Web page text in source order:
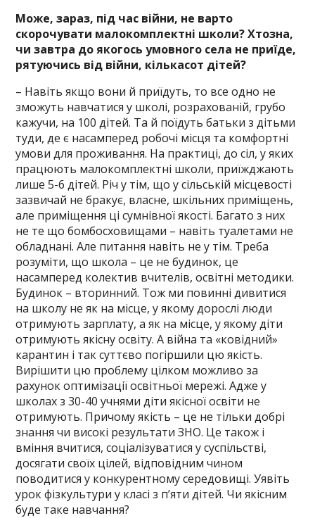
Може, зараз, під час війни, не варто
скорочувати малокомплектні школи? Хтозна,
чи завтра до якогось умовного села не приїде,
рятуючись від війни, кількасот дітей?
– Навіть якщо вони й приїдуть, то все одно не
зможуть навчатися у школі, розрахованій, грубо
кажучи, на 100 дітей. Та й поїдуть батьки з дітьми
туди, де є насамперед робочі місця та комфортні
умови для проживання. На практиці, до сіл, у яких
працюють малокомплектні школи, приїжджають
лише 5-6 дітей. Річ у тім, що у сільській місцевості
зазвичай не бракує, власне, шкільних приміщень,
але приміщення ці сумнівної якості. Багато з них
не те що бомбосховищами – навіть туалетами не
обладнані. Але питання навіть не у тім. Треба
розуміти, що школа – це не будинок, це
насамперед колектив вчителів, освітні методики.
Будинок – вторинний. Тож ми повинні дивитися
на школу не як на місце, у якому дорослі люди
отримують зарплату, а як на місце, у якому діти
отримують якісну освіту. А війна та «ковідний»
карантин і так суттєво погіршили цю якість.
Вирішити цю проблему цілком можливо за
рахунок оптимізації освітньої мережі. Адже у
школах з 30-40 учнями діти якісної освіти не
отримують. Причому якість – це не тільки добрі
знання чи високі результати ЗНО. Це також і
вміння вчитися, соціалізуватися у суспільстві,
досягати своїх цілей, відповідним чином
поводитися у конкурентному середовищі. Уявіть
урок фізкультури у класі з п’яти дітей. Чи якісним
буде таке навчання?